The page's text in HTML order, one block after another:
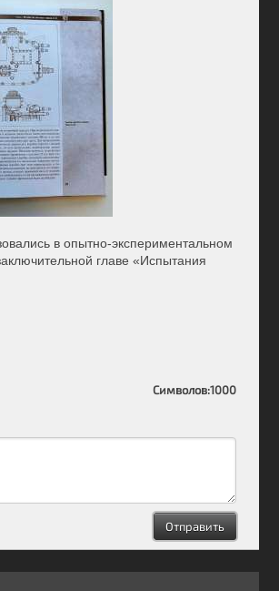
в опытно-экспериментальном
главе «Испытания
Символов:1000